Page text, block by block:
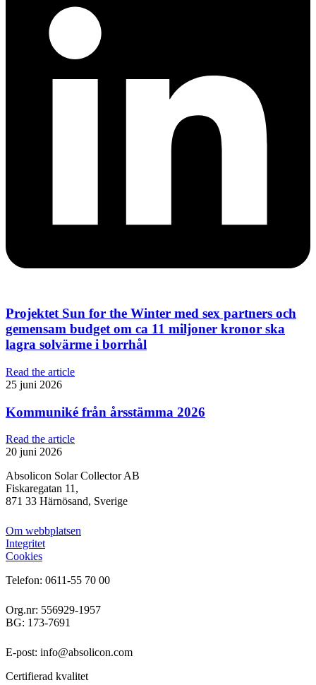
Projektet Sun for the Winter med sex partners och
gemensam budget om ca 11 miljoner kronor ska
lagra solvärme i borrhål
Read the article
25 juni 2026
Kommuniké från årsstämma 2026
Read the article
20 juni 2026
Absolicon Solar Collector AB
Fiskaregatan 11,
871 33 Härnösand, Sverige
Om webbplatsen
Integritet
Cookies
Telefon: 0611-55 70 00
Org.nr: 556929-1957
BG: 173-7691
E-post: info@absolicon.com
Certifierad kvalitet